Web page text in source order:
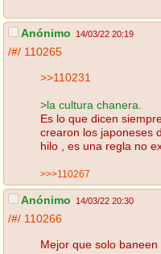
Anónimo 14/03/22 20:19
/#/ 110265
>>110231
>la cultura chanera.
Es lo que dicen
crearon los japoneses
hilo , es una regla no
>>>110267
Anónimo 14/03/22 20:30
/#/ 110266
Mejor que solo